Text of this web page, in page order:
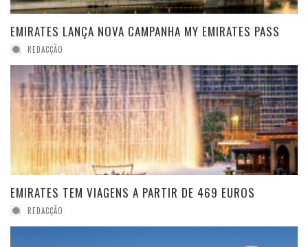
EMIRATES LANÇA NOVA CAMPANHA MY EMIRATES PASS
REDACÇÃO
EMIRATES TEM VIAGENS A PARTIR DE 469 EUROS
REDACÇÃO